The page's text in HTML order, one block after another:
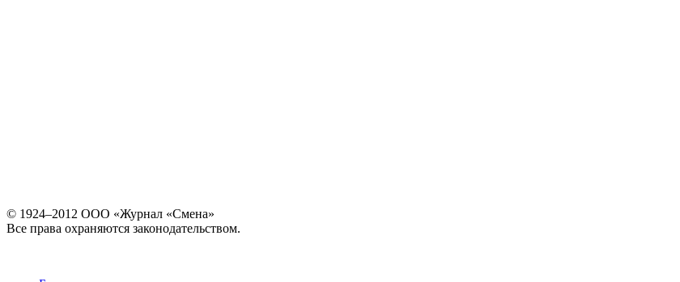
© 1924–2012 ООО «Журнал «Смена»
Все права охраняются законодательством.